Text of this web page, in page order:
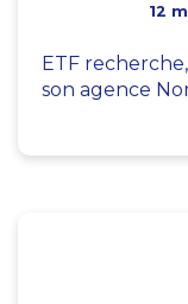
12
ETF
son agence